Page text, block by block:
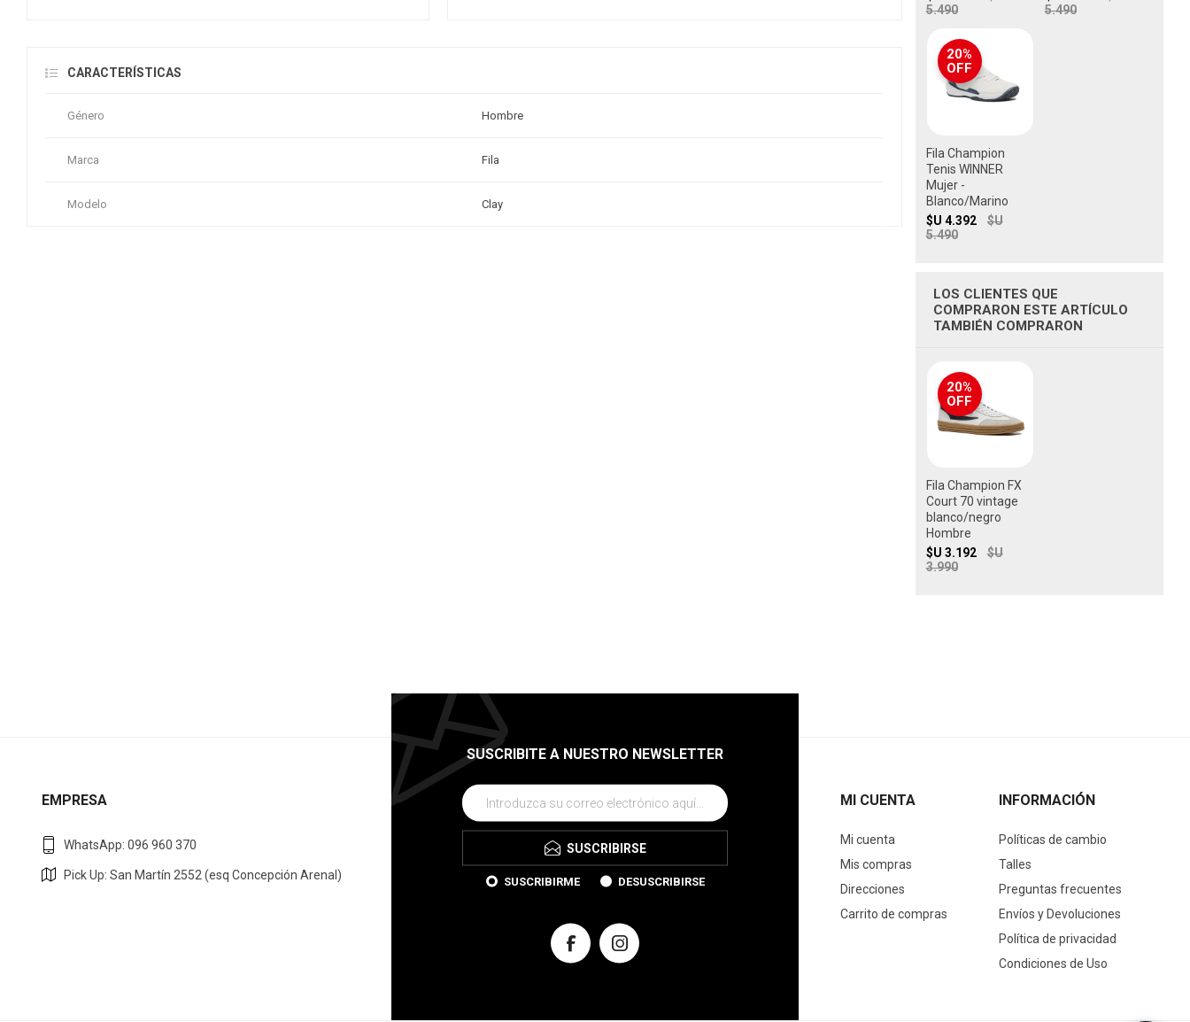
CARACTERÍSTICAS
Género Hombre
Marca Fila
Modelo Clay
5.490
5.490
20%
OFF
Fila Champion
Tenis WINNER
Mujer -
Blanco/Marino
$U 4.392
$U
5.490
LOS CLIENTES QUE
COMPRARON ESTE ARTÍCULO
TAMBIÉN COMPRARON
20%
OFF
Fila Champion FX
Court 70 vintage
blanco/negro
Hombre
$U 3.192
$U
3.990
SUSCRIBITE A NUESTRO NEWSLETTER
SUSCRIBIRSE
SUSCRIBIRME DESUSCRIBIRSE
EMPRESA
WhatsApp: 096 960 370
Pick Up: San Martín 2552 (esq Concepción Arenal)
MI CUENTA
Mi cuenta
Mis compras
Direcciones
Carrito de compras
INFORMACIÓN
Políticas de cambio
Talles
Preguntas frecuentes
Envíos y Devoluciones
Política de privacidad
Condiciones de Uso